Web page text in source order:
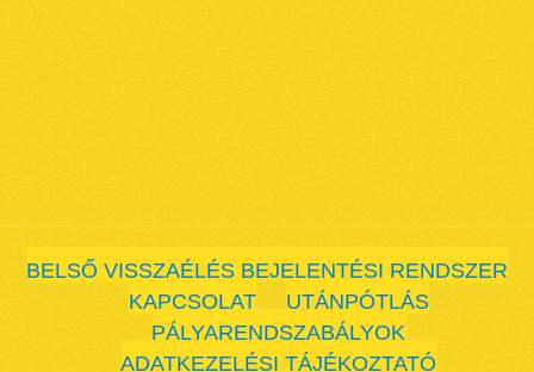
BELSŐ VISSZAÉLÉS BEJELENTÉSI RENDSZER
KAPCSOLAT
UTÁNPÓTLÁS
PÁLYARENDSZABÁLYOK
ADATKEZELÉSI TÁJÉKOZTATÓ